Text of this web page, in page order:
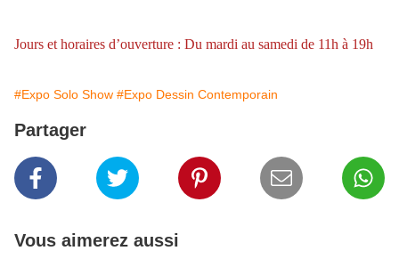
Jours et horaires d’ouverture : Du mardi au samedi de 11h à 19h
#Expo Solo Show #Expo Dessin Contemporain
Partager
Vous aimerez aussi